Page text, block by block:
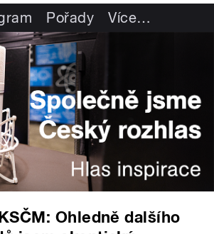
Pořady Více…
Ohledně dalšího